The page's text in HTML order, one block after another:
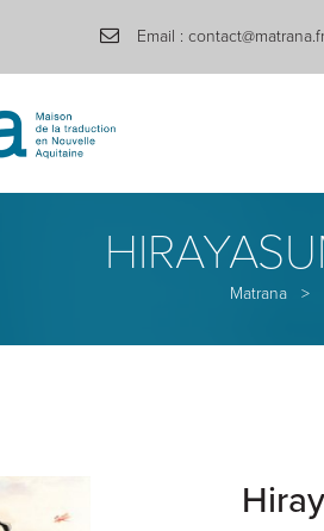
Email : contact@matrana.fr
Matrana>